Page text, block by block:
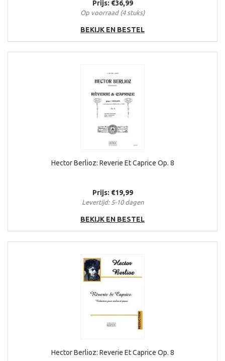
Prijs: €36,99
Op voorraad (4 stuks)
BEKIJK EN BESTEL
Hector Berlioz: Reverie Et Caprice Op. 8
Prijs: €19,99
Levertijd: 5-10 dagen
BEKIJK EN BESTEL
Hector Berlioz: Reverie Et Caprice Op. 8